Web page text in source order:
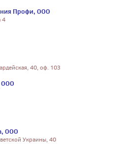
Профи, ООО
4
40, оф. 103
ООО
ООО
Украины, 40